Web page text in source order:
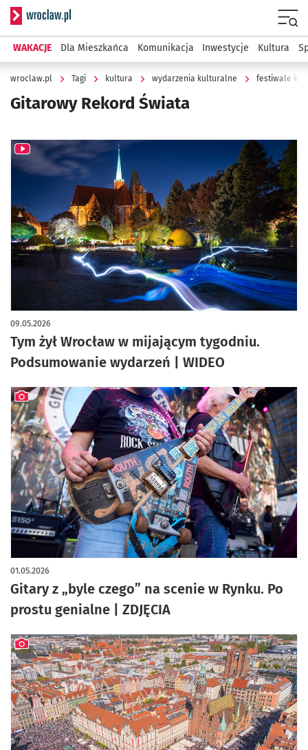
Serwis informacyjny wroclaw.pl
WAKACJE Dla Mieszkańca Komunikacja Inwestycje Kultura
wroclaw.pl Tagi kultura wydarzenia kulturalne festiwale
Gitarowy Rekord Świata
Tym żył Wrocław w mijającym tygodniu.
Podsumowanie wydarzeń | WIDEO
09.05.2026
Gitary z „byle czego” na scenie w Rynku. Po
prostu genialne | ZDJĘCIA
01.05.2026
artykuł z galerią zdjęć